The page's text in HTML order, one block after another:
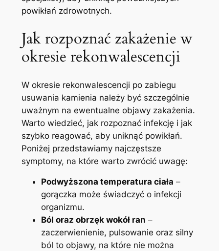
powikłań zdrowotnych.
Jak rozpoznać zakażenie w
okresie rekonwalescencji
W okresie rekonwalescencji po zabiegu
usuwania kamienia należy być szczególnie
uważnym na ewentualne objawy zakażenia.
Warto wiedzieć, jak rozpoznać infekcję i jak
szybko reagować, aby uniknąć powikłań.
Poniżej przedstawiamy najczęstsze
symptomy, na które warto zwrócić uwagę:
Podwyższona temperatura ciała –
gorączka może świadczyć o infekcji
organizmu.
Ból oraz obrzęk wokół ran –
zaczerwienienie, pulsowanie oraz silny
ból to objawy, na które nie można